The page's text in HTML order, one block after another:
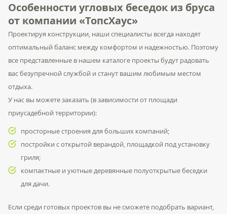
Особенности угловых беседок из бруса
от компании «ТопсХаус»
Проектируя конструкции, наши специалисты всегда находят
оптимальный баланс между комфортом и надежностью. Поэтому
все представленные в нашем каталоге проекты будут радовать
вас безупречной службой и станут вашим любимым местом
отдыха.
У нас вы можете заказать (в зависимости от площади
приусадебной территории):
просторные строения для больших компаний;
постройки с открытой верандой, площадкой под установку
гриля;
компактные и уютные деревянные полуоткрытые беседки
для дачи.
Если среди готовых проектов вы не сможете подобрать вариант,